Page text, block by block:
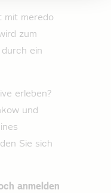
mit meredo
zum
ein
erleben?
und
Sie sich
anmelden